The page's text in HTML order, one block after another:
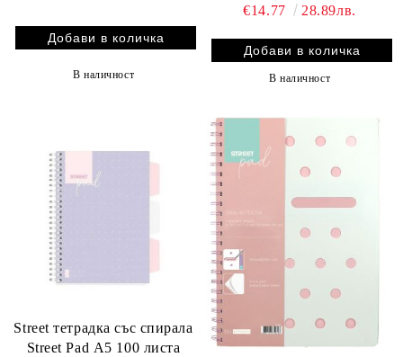
В наличност
€14.77
28.89лв.
В наличност
Street тетрадка със спирала
Street Pad А5 100 листа